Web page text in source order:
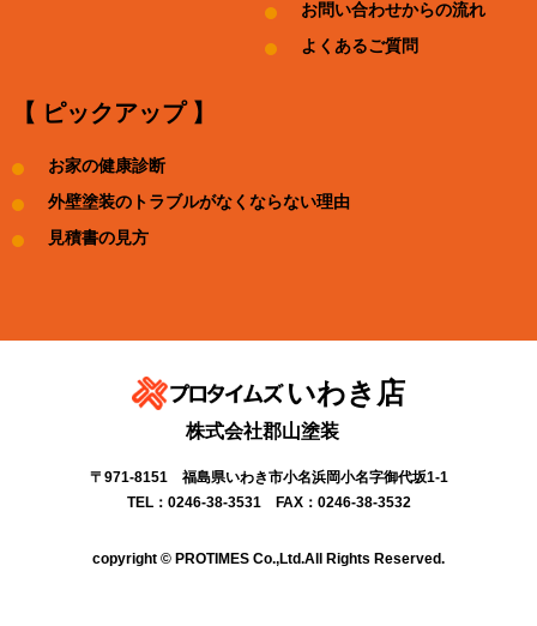
お問い合わせからの流れ
よくあるご質問
【 ピックアップ 】
お家の健康診断
外壁塗装のトラブルがなくならない理由
見積書の見方
いわき店
株式会社郡山塗装
〒971-8151 福島県いわき市小名浜岡小名字御代坂1-1
TEL：0246-38-3531 FAX：0246-38-3532
copyright © PROTIMES Co.,Ltd.All Rights Reserved.